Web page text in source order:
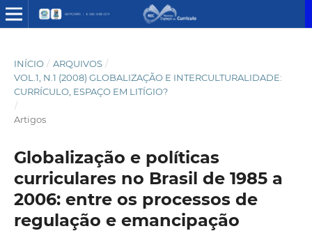
INÍCIO / ARQUIVOS /
VOL.1, N.1 (2008) GLOBALIZAÇÃO E INTERCULTURALIDADE:
CURRÍCULO, ESPAÇO EM LITÍGIO?
/
Artigos
Globalização e políticas
curriculares no Brasil de 1985 a
2006: entre os processos de
regulação e emancipação